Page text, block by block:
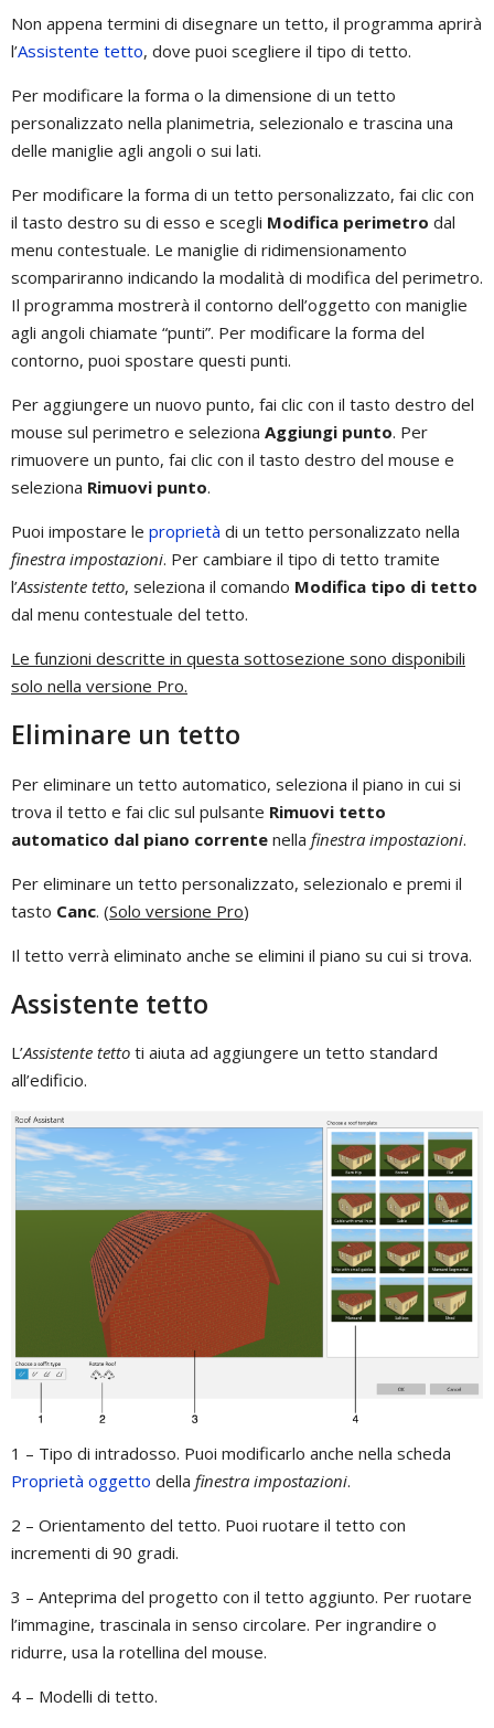
Non appena termini di disegnare un tetto, il programma aprirà
l’Assistente tetto, dove puoi scegliere il tipo di tetto.
Per modificare la forma o la dimensione di un tetto
personalizzato nella planimetria, selezionalo e trascina una
delle maniglie agli angoli o sui lati.
Per modificare la forma di un tetto personalizzato, fai clic con
il tasto destro su di esso e scegli Modifica perimetro dal
menu contestuale. Le maniglie di ridimensionamento
scompariranno indicando la modalità di modifica del perimetro.
Il programma mostrerà il contorno dell’oggetto con maniglie
agli angoli chiamate “punti”. Per modificare la forma del
contorno, puoi spostare questi punti.
Per aggiungere un nuovo punto, fai clic con il tasto destro del
mouse sul perimetro e seleziona Aggiungi punto. Per
rimuovere un punto, fai clic con il tasto destro del mouse e
seleziona Rimuovi punto.
Puoi impostare le proprietà di un tetto personalizzato nella
finestra impostazioni. Per cambiare il tipo di tetto tramite
l’Assistente tetto, seleziona il comando Modifica tipo di tetto
dal menu contestuale del tetto.
Le funzioni descritte in questa sottosezione sono disponibili
solo nella versione Pro.
Eliminare un tetto
Per eliminare un tetto automatico, seleziona il piano in cui si
trova il tetto e fai clic sul pulsante Rimuovi tetto
automatico dal piano corrente nella finestra impostazioni.
Per eliminare un tetto personalizzato, selezionalo e premi il
tasto Canc. (Solo versione Pro)
Il tetto verrà eliminato anche se elimini il piano su cui si trova.
Assistente tetto
L’Assistente tetto ti aiuta ad aggiungere un tetto standard
all’edificio.
1 – Tipo di intradosso. Puoi modificarlo anche nella scheda
Proprietà oggetto della finestra impostazioni.
2 – Orientamento del tetto. Puoi ruotare il tetto con
incrementi di 90 gradi.
3 – Anteprima del progetto con il tetto aggiunto. Per ruotare
l’immagine, trascinala in senso circolare. Per ingrandire o
ridurre, usa la rotellina del mouse.
4 – Modelli di tetto.